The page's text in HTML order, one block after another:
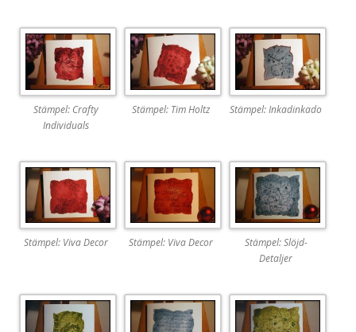
Stämpel: Crafty
Individuals
Stämpel: Tim Holtz Stämpel: Inkadinkado
Stämpel: Viva Decor Stämpel: Viva Decor
Stämpel: Slöjd-
Detaljer